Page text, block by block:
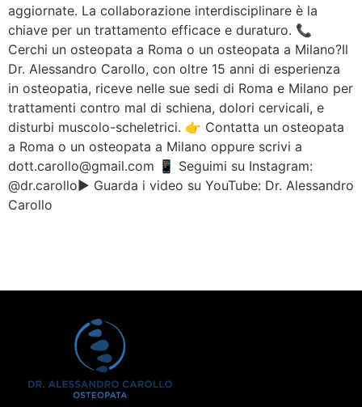
aggiornate. La collaborazione interdisciplinare è la
chiave per un trattamento efficace e duraturo. 📞
Cerchi un osteopata a Roma o un osteopata a Milano?Il
Dr. Alessandro Carollo, con oltre 15 anni di esperienza
in osteopatia, riceve nelle sue sedi di Roma e Milano per
trattamenti contro mal di schiena, dolori cervicali, e
disturbi muscolo-scheletrici. 👉 Contatta un osteopata
a Roma o un osteopata a Milano oppure scrivi a
dott.carollo@gmail.com 📱 Seguimi su Instagram:
@dr.carollo▶️ Guarda i video su YouTube: Dr. Alessandro
Carollo